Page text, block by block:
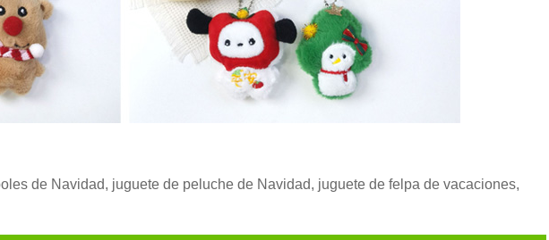
de Navidad, juguete de peluche de Navidad, juguete de felpa de vacaciones,